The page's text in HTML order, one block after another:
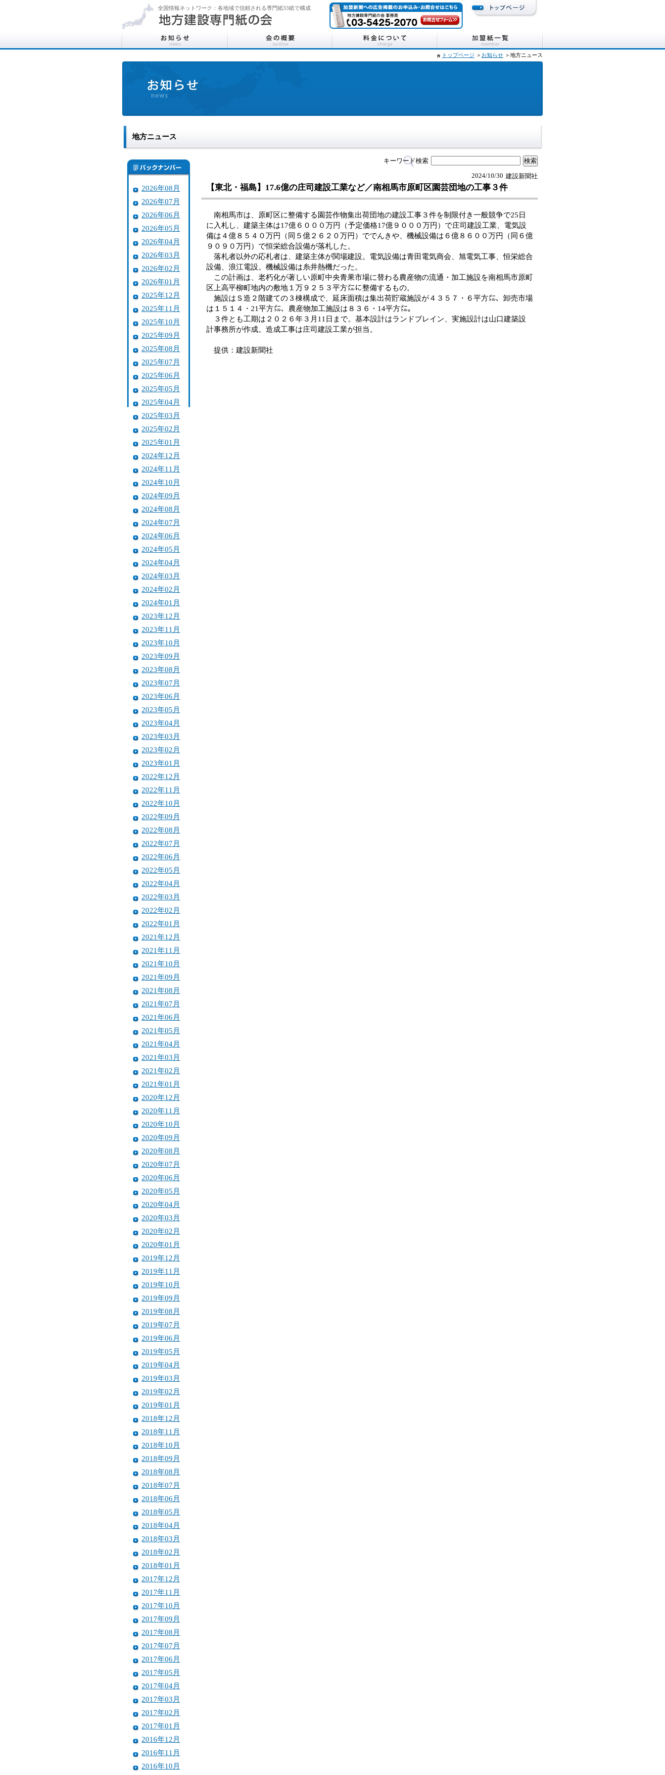
全国情報ネットワーク：各地域で信頼される専門紙33紙で構成
トップページ ＞ お知らせ ＞地方ニュース
地方ニュース
2026年08月
2026年07月
2026年06月
2026年05月
2026年04月
2026年03月
2026年02月
2026年01月
2025年12月
2025年11月
2025年10月
2025年09月
2025年08月
2025年07月
2025年06月
2025年05月
2025年04月
2025年03月
2025年02月
2025年01月
2024年12月
2024年11月
2024年10月
2024年09月
2024年08月
2024年07月
2024年06月
2024年05月
2024年04月
2024年03月
2024年02月
2024年01月
2023年12月
2023年11月
2023年10月
2023年09月
2023年08月
2023年07月
2023年06月
2023年05月
2023年04月
2023年03月
2023年02月
2023年01月
2022年12月
2022年11月
2022年10月
2022年09月
2022年08月
2022年07月
2022年06月
2022年05月
2022年04月
2022年03月
2022年02月
2022年01月
2021年12月
2021年11月
2021年10月
2021年09月
2021年08月
2021年07月
2021年06月
2021年05月
2021年04月
2021年03月
2021年02月
2021年01月
2020年12月
2020年11月
2020年10月
2020年09月
2020年08月
2020年07月
2020年06月
2020年05月
2020年04月
2020年03月
2020年02月
2020年01月
2019年12月
2019年11月
2019年10月
2019年09月
2019年08月
2019年07月
2019年06月
2019年05月
2019年04月
2019年03月
2019年02月
2019年01月
2018年12月
2018年11月
2018年10月
2018年09月
2018年08月
2018年07月
2018年06月
2018年05月
2018年04月
2018年03月
2018年02月
2018年01月
2017年12月
2017年11月
2017年10月
2017年09月
2017年08月
2017年07月
2017年06月
2017年05月
2017年04月
2017年03月
2017年02月
2017年01月
2016年12月
2016年11月
2016年10月
キーワード検索
建設新聞社
2024/10/30
【東北・福島】17.6億の庄司建設工業など／南相馬市原町区園芸団地の工事３件
南相馬市は、原町区に整備する園芸作物集出荷団地の建設工事３件を制限付き一般競争で25日
に入札し、建築主体は17億６０００万円（予定価格17億９０００万円）で庄司建設工業、電気設
備は４億８５４０万円（同５億２６２０万円）ででんきや、機械設備は６億８６００万円（同６億
９０９０万円）で恒栄総合設備が落札した。
落札者以外の応札者は、建築主体が関場建設。電気設備は青田電気商会、旭電気工事、恒栄総合
設備、浪江電設。機械設備は糸井熱機だった。
この計画は、老朽化が著しい原町中央青果市場に替わる農産物の流通・加工施設を南相馬市原町
区上高平柳町地内の敷地１万９２５３平方㍍に整備するもの。
施設はＳ造２階建ての３棟構成で、延床面積は集出荷貯蔵施設が４３５７・６平方㍍、卸売市場
は１５１４・21平方㍍、農産物加工施設は８３６・14平方㍍。
３件とも工期は２０２６年３月11日まで。基本設計はランドブレイン、実施設計は山口建築設
計事務所が作成。造成工事は庄司建設工業が担当。
提供：建設新聞社